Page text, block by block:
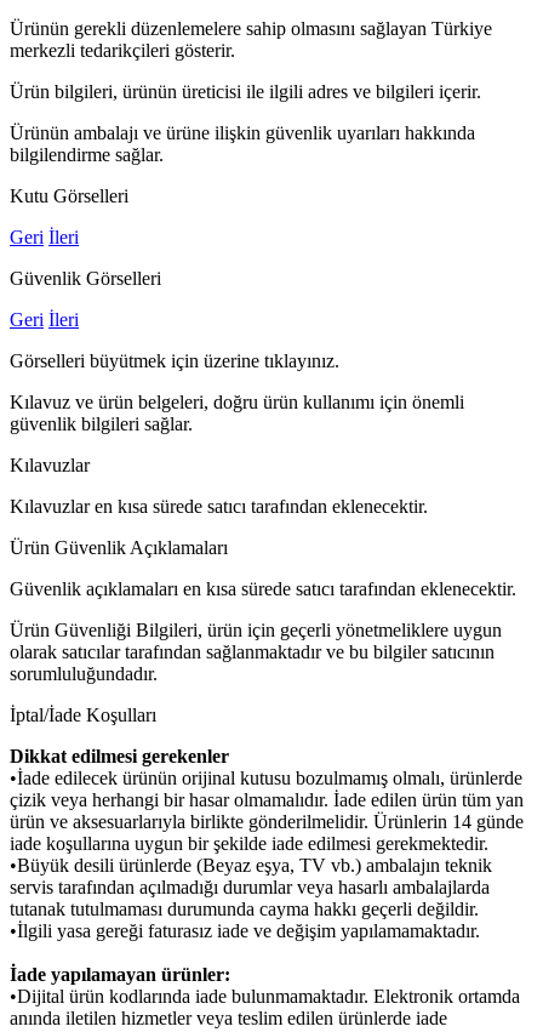
Ürünün gerekli düzenlemelere sahip olmasını sağlayan Türkiye
merkezli tedarikçileri gösterir.
Ürün bilgileri, ürünün üreticisi ile ilgili adres ve bilgileri içerir.
Ürünün ambalajı ve ürüne ilişkin güvenlik uyarıları hakkında
bilgilendirme sağlar.
Kutu Görselleri
Geri İleri
Güvenlik Görselleri
Geri İleri
Görselleri büyütmek için üzerine tıklayınız.
Kılavuz ve ürün belgeleri, doğru ürün kullanımı için önemli
güvenlik bilgileri sağlar.
Kılavuzlar
Kılavuzlar en kısa sürede satıcı tarafından eklenecektir.
Ürün Güvenlik Açıklamaları
Güvenlik açıklamaları en kısa sürede satıcı tarafından eklenecektir.
Ürün Güvenliği Bilgileri, ürün için geçerli yönetmeliklere uygun
olarak satıcılar tarafından sağlanmaktadır ve bu bilgiler satıcının
sorumluluğundadır.
İptal/İade Koşulları
Dikkat edilmesi gerekenler
•İade edilecek ürünün orijinal kutusu bozulmamış olmalı, ürünlerde
çizik veya herhangi bir hasar olmamalıdır. İade edilen ürün tüm yan
ürün ve aksesuarlarıyla birlikte gönderilmelidir. Ürünlerin 14 günde
iade koşullarına uygun bir şekilde iade edilmesi gerekmektedir.
•Büyük desili ürünlerde (Beyaz eşya, TV vb.) ambalajın teknik
servis tarafından açılmadığı durumlar veya hasarlı ambalajlarda
tutanak tutulmaması durumunda cayma hakkı geçerli değildir.
•İlgili yasa gereği faturasız iade ve değişim yapılamamaktadır.
İade yapılamayan ürünler:
•Dijital ürün kodlarında iade bulunmamaktadır. Elektronik ortamda
anında iletilen hizmetler veya teslim edilen ürünlerde iade